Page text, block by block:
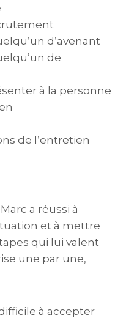
d’avenant
de
à la personne
de l’entretien
a réussi à
et à mettre
qui lui valent
une par une,
à accepter